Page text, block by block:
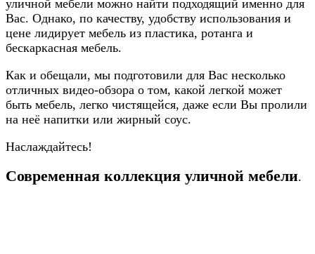
уличной мебели можно найти подходящий именно для
Вас. Однако, по качеству, удобству использования и
цене лидирует мебель из пластика, ротанга и
бескаркасная мебель.
Как и обещали, мы подготовили для Вас несколько
отличных видео-обзора о том, какой легкой может
быть мебель, легко чистящейся, даже если Вы пролили
на неё напитки или жирный соус.
Наслаждайтесь!
Современная коллекция уличной мебели.